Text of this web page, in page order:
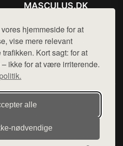
hjemmeside for at
vise mere relevant
Kort sagt: for at
ikke for at være irriterende.
alle
MASCULUS.DK
Mail: hej@want.dk
Cookie- og privatlivspolitik
der udgiver en række
af forskellige produkter fra
ikke varer fra denne side - vi
varen. Vi har heller ikke